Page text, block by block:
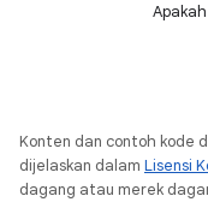
Konten dan contoh kode
dijelaskan dalam Lisensi
dagang atau merek